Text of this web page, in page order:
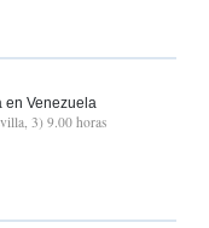
en Venezuela
3) 9.00 horas